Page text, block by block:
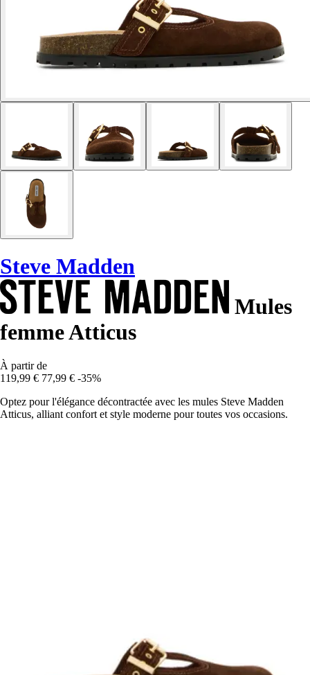
Steve Madden
Mules
femme Atticus
À partir de
119,99 € 77,99 € -35%
Optez pour l'élégance décontractée avec les mules Steve Madden
Atticus, alliant confort et style moderne pour toutes vos occasions.